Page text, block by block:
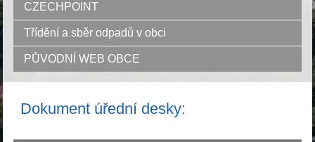
CZECHPOINT
Třídění a sběr odpadů v obci
PŮVODNÍ WEB OBCE
Dokument úřední desky: